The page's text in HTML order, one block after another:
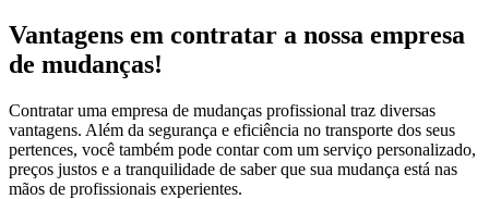
Vantagens em contratar a nossa empresa
de mudanças!
Contratar uma empresa de mudanças profissional traz diversas
vantagens. Além da segurança e eficiência no transporte dos seus
pertences, você também pode contar com um serviço personalizado,
preços justos e a tranquilidade de saber que sua mudança está nas
mãos de profissionais experientes.